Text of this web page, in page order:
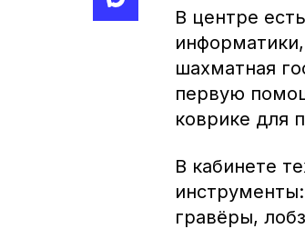
В центре
шахматная
первую
коврике для
В кабинете
гравёры,